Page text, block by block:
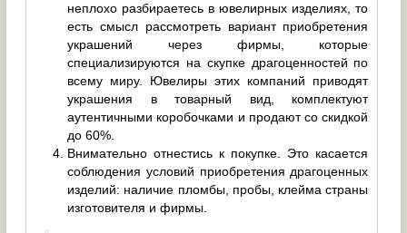
неплохо разбираетесь в ювелирных изделиях, то
есть смысл рассмотреть вариант приобретения
украшений через фирмы, которые
специализируются на скупке драгоценностей по
всему миру. Ювелиры этих компаний приводят
украшения в товарный вид, комплектуют
аутентичными коробочками и продают со скидкой
до 60%.
Внимательно отнестись к покупке. Это касается
соблюдения условий приобретения драгоценных
изделий: наличие пломбы, пробы, клейма страны
изготовителя и фирмы.